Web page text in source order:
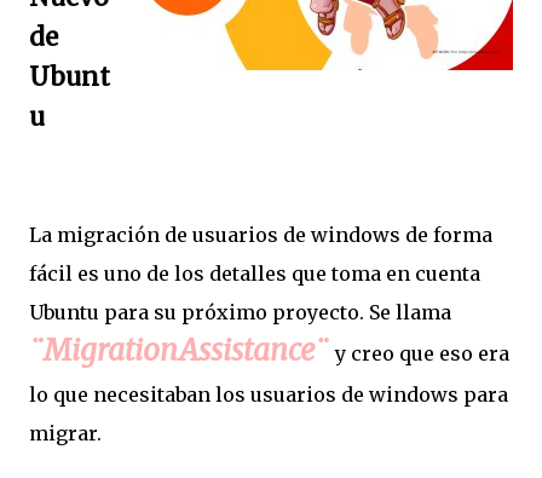
de
Ubunt
u
La migración de usuarios de windows de forma
fácil es uno de los detalles que toma en cuenta
Ubuntu para su próximo proyecto. Se llama
¨MigrationAssistance¨ y creo que eso era
lo que necesitaban los usuarios de windows para
migrar.